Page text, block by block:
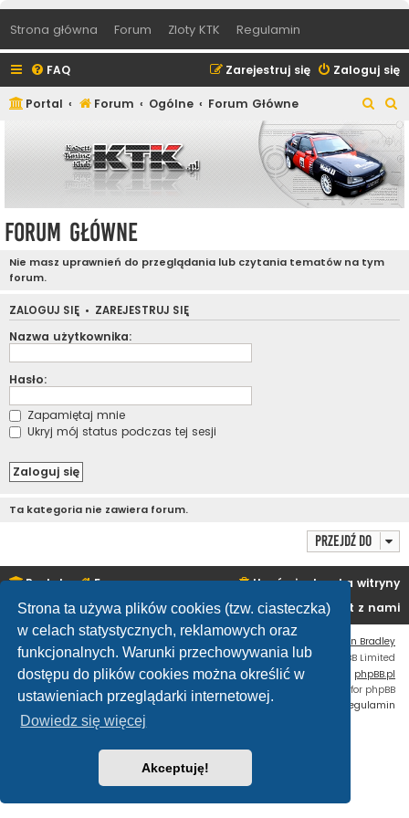
Strona ta używa plików cookies (tzw. ciasteczka)
w celach statystycznych, reklamowych oraz
funkcjonalnych. Warunki przechowywania lub
dostępu do plików cookies można określić w
ustawieniach przeglądarki internetowej.
Dowiedz się więcej
Akceptuję!
Strona główna Forum Zloty KTK Regulamin
FAQ Zaloguj się
Zarejestruj się
Portal Forum Ogólne Forum Główne
z
u
k
z
u
k
a
Forum Główne
Nie masz uprawnień do przeglądania lub czytania tematów na tym
forum.
ZALOGUJ SIĘ • ZAREJESTRUJ SIĘ
Nazwa użytkownika:
Hasło:
Zapamiętaj mnie
Ukryj mój status podczas tej sesji
Ta kategoria nie zawiera forum.
Przejdź do
Portal Forum
Usuń ciasteczka witryny
Kontakt z nami
Ian Bradley
Technologię dostarczaphpBB® Forum Software © phpBB Limited
Polski pakiet językowy dostarcza phpBB.pl
Custom Code
extension for phpBB
Zasady ochrony danych osobowych
Regulamin